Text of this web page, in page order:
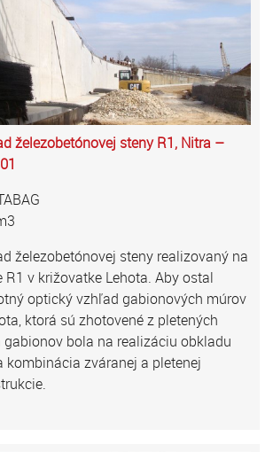
železobetónovej steny R1, Nitra –
železobetónovej steny realizovaný na
R1 v križovatke Lehota. Aby ostal
optický vzhľad gabionových múrov
ktorá sú zhotovené z pletených
bola na realizáciu obkladu
kombinácia zváranej a pletenej